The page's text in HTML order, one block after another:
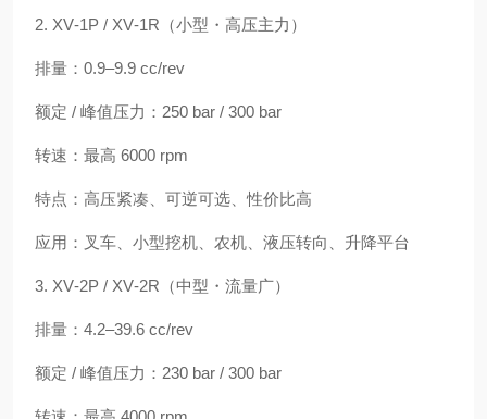
2. XV‑1P / XV‑1R（小型・高压主力）
排量：0.9–9.9 cc/rev
额定 / 峰值压力：250 bar / 300 bar
转速：最高 6000 rpm
特点：高压紧凑、可逆可选、性价比高
应用：叉车、小型挖机、农机、液压转向、升降平台
3. XV‑2P / XV‑2R（中型・流量广）
排量：4.2–39.6 cc/rev
额定 / 峰值压力：230 bar / 300 bar